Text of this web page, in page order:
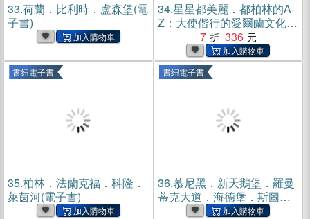
33.荷蘭．比利時．盧森堡(電
子書)
34.星星都美麗．都柏林的A-
Z：大使偕行的愛爾蘭文化慢
旅(電子書)
7 336
書紐電子書
35.柏林．法蘭克福．科隆．
萊茵河(電子書)
書紐電子書
36.慕尼黑．新天鵝堡．羅曼
蒂克大道．海德堡．斯圖加
特(電子書)